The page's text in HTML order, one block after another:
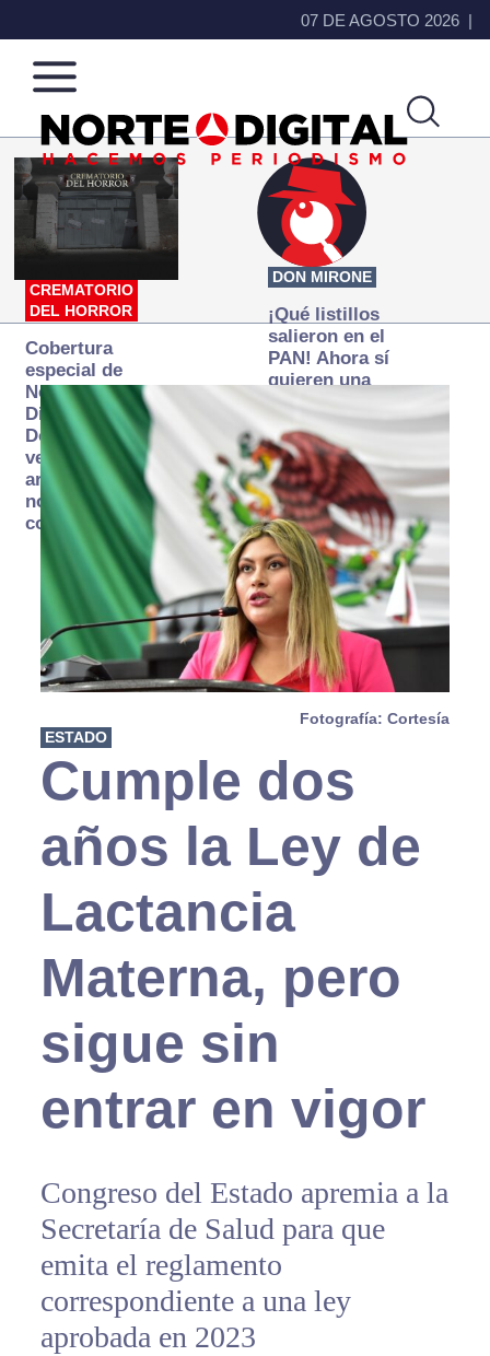
07 DE AGOSTO 2026
Norte
de
Ciudad
Más
que
noticias,
hacemos periodismo
CREMATORIO
DEL HORROR
Cobertura
especial de
Norte
Digital:
Donde la
verdad
arde… pero
no se
consume
DON MIRONE
¡Qué listillos
salieron en el
PAN! Ahora sí
quieren una
autónoma… y
transexenal
Fotografía: Cortesía
ESTADO
Cumple dos
años la Ley de
Lactancia
Materna, pero
sigue sin
entrar en vigor
Congreso del Estado apremia a la
Secretaría de Salud para que
emita el reglamento
correspondiente a una ley
aprobada en 2023